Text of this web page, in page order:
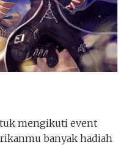
mengikuti event
banyak hadiah